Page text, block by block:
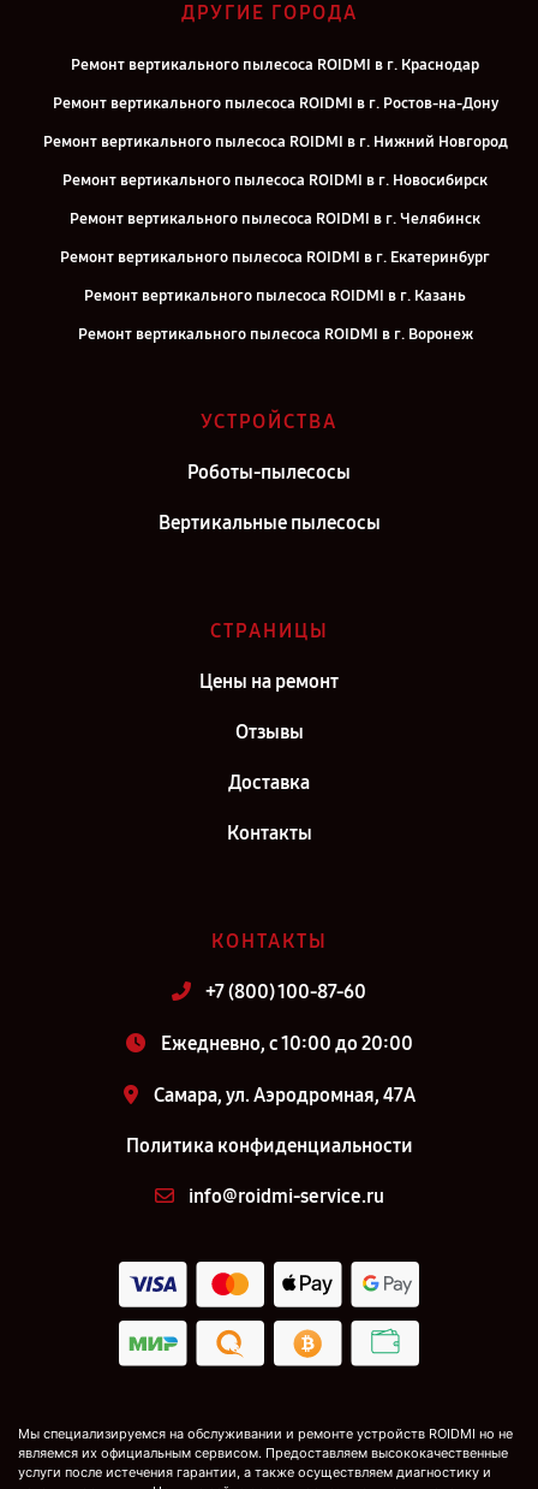
ДРУГИЕ ГОРОДА
Ремонт вертикального пылесоса ROIDMI в г. Краснодар
Ремонт вертикального пылесоса ROIDMI в г. Ростов-на-Дону
Ремонт вертикального пылесоса ROIDMI в г. Нижний Новгород
Ремонт вертикального пылесоса ROIDMI в г. Новосибирск
Ремонт вертикального пылесоса ROIDMI в г. Челябинск
Ремонт вертикального пылесоса ROIDMI в г. Екатеринбург
Ремонт вертикального пылесоса ROIDMI в г. Казань
Ремонт вертикального пылесоса ROIDMI в г. Воронеж
Ремонт вертикального пылесоса ROIDMI в г. Киров
УСТРОЙСТВА
Роботы-пылесосы
Вертикальные пылесосы
СТРАНИЦЫ
Цены на ремонт
Отзывы
Доставка
Контакты
КОНТАКТЫ
+7 (800) 100-87-60
Ежедневно, с 10:00 до 20:00
Самара, ул. Аэродромная, 47А
Политика конфиденциальности
info@roidmi-service.ru
Мы специализируемся на обслуживании и ремонте устройств ROIDMI но не
являемся их официальным сервисом. Предоставляем высококачественные
услуги после истечения гарантии, а также осуществляем диагностику и